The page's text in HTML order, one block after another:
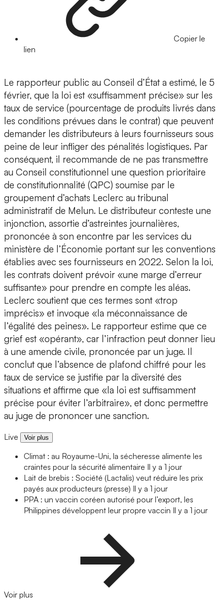
Copier le
lien
Le rapporteur public au Conseil d’État a estimé, le 5
février, que la loi est «suffisamment précise» sur les
taux de service (pourcentage de produits livrés dans
les conditions prévues dans le contrat) que peuvent
demander les distributeurs à leurs fournisseurs sous
peine de leur infliger des pénalités logistiques. Par
conséquent, il recommande de ne pas transmettre
au Conseil constitutionnel une question prioritaire
de constitutionnalité (QPC) soumise par le
groupement d’achats Leclerc au tribunal
administratif de Melun. Le distributeur conteste une
injonction, assortie d’astreintes journalières,
prononcée à son encontre par les services du
ministère de l’Économie portant sur les conventions
établies avec ses fournisseurs en 2022. Selon la loi,
les contrats doivent prévoir «une marge d’erreur
suffisante» pour prendre en compte les aléas.
Leclerc soutient que ces termes sont «trop
imprécis» et invoque «la méconnaissance de
l’égalité des peines». Le rapporteur estime que ce
grief est «opérant», car l’infraction peut donner lieu
à une amende civile, prononcée par un juge. Il
conclut que l’absence de plafond chiffré pour les
taux de service se justifie par la diversité des
situations et affirme que «la loi est suffisamment
précise pour éviter l’arbitraire», et donc permettre
au juge de prononcer une sanction.
Live Voir plus
Climat : au Royaume-Uni, la sécheresse alimente les
craintes pour la sécurité alimentaire Il y a 1 jour
Lait de brebis : Société (Lactalis) veut réduire les prix
payés aux producteurs (presse) Il y a 1 jour
PPA : un vaccin coréen autorisé pour l’export, les
Philippines développent leur propre vaccin Il y a 1 jour
Voir plus